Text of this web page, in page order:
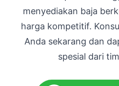
menyediakan baja
harga kompetitif.
Anda sekarang dan
spesial dari